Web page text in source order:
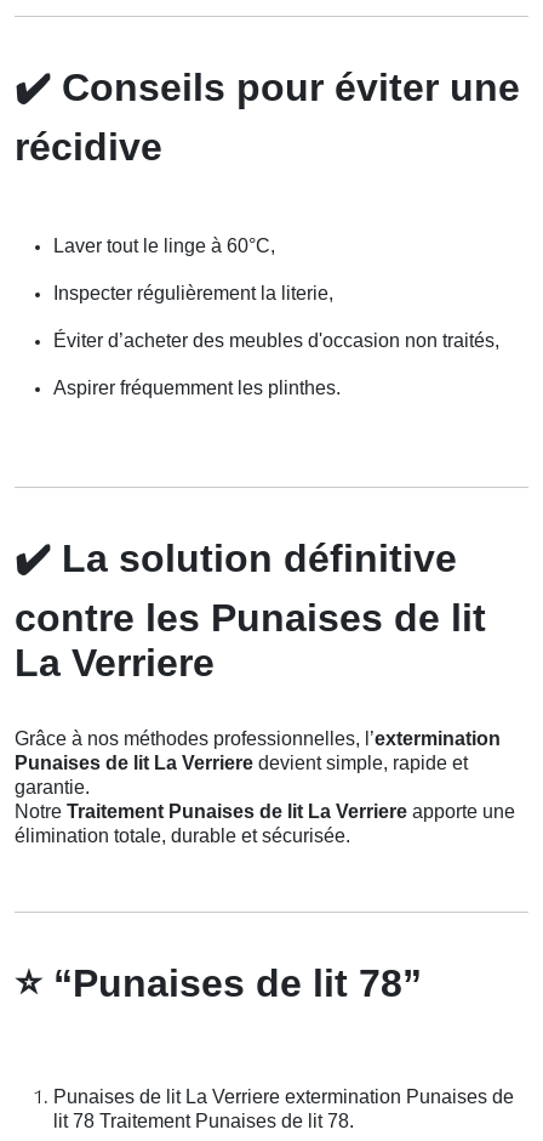
✔️ Conseils pour éviter une
récidive
Laver tout le linge à 60°C,
Inspecter régulièrement la literie,
Éviter d’acheter des meubles d'occasion non traités,
Aspirer fréquemment les plinthes.
✔️ La solution définitive
contre les Punaises de lit
La Verriere
Grâce à nos méthodes professionnelles, l’extermination
Punaises de lit La Verriere devient simple, rapide et
garantie.
Notre Traitement Punaises de lit La Verriere apporte une
élimination totale, durable et sécurisée.
⭐“Punaises de lit 78”
Punaises de lit La Verriere extermination Punaises de
lit 78 Traitement Punaises de lit 78.